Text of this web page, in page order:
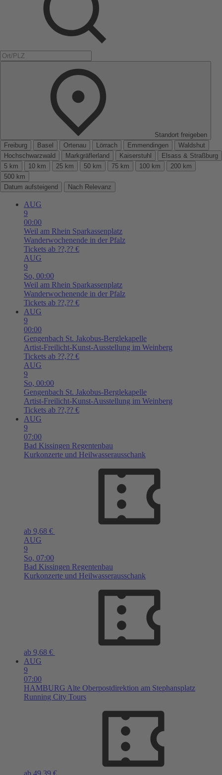
Standort freigeben
Freiburg
Basel Ortenau Lörrach Emmendingen
Waldshut
Hochschwarzwald
Markgräflerland Kaiserstuhl
Elsass & Straßburg
5 km
10 km 25 km 50 km 75 km 100 km
200 km
500 km
Datum aufsteigend
Nach Relevanz
AUG
9
00:00
Weil am Rhein Sparkassenplatz
Wanderwochenende in der Pfalz
Tickets ab ??,?? €
AUG
9
So, 00:00
Weil am Rhein Sparkassenplatz
Wanderwochenende in der Pfalz
Tickets ab ??,?? €
AUG
9
00:00
Gengenbach St. Jakobus-Berglekapelle
Artist-Freilicht-Kunst-Ausstellung im Weinberg
Tickets ab ??,?? €
AUG
9
So, 00:00
Gengenbach St. Jakobus-Berglekapelle
Artist-Freilicht-Kunst-Ausstellung im Weinberg
Tickets ab ??,?? €
AUG
9
07:00
Bad Kissingen Regentenbau
Kurkonzerte und Heilwasserausschank
ab 9,68 €
AUG
9
So, 07:00
Bad Kissingen Regentenbau
Kurkonzerte und Heilwasserausschank
ab 9,68 €
AUG
9
07:00
HAMBURG Alte Oberpostdirektion am Stephansplatz
Running City Tours
ab 49,39 €